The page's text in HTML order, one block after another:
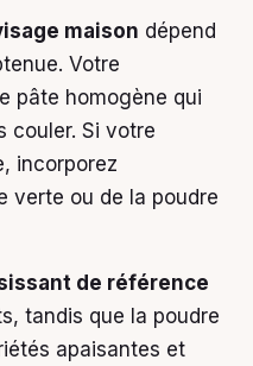
maison dépend
Votre
pâte homogène qui
couler. Si votre
incorporez
verte ou de la poudre
de référence
tandis que la poudre
apaisantes et